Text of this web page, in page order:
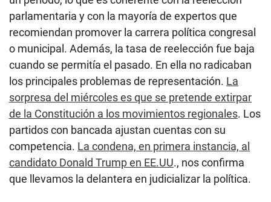
parlamentaria y con la mayoría de expertos que
recomiendan promover la carrera política congresal
o municipal. Además, la tasa de reelección fue baja
cuando se permitía el pasado. En ella no radicaban
los principales problemas de representación. La
sorpresa del miércoles es que se pretende extirpar
de la Constitución a los movimientos regionales. Los
partidos con bancada ajustan cuentas con su
competencia. La condena, en primera instancia, al
candidato Donald Trump en EE.UU., nos confirma
que llevamos la delantera en judicializar la política.